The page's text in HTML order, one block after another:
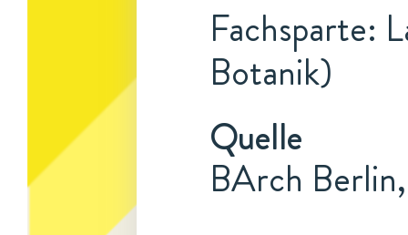
Fachsparte:
Botanik)
Quelle
BArch